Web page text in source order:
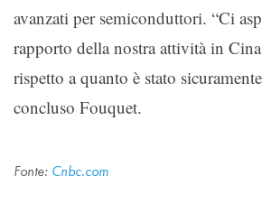
avanzati per semiconduttori. “Ci
rapporto della nostra attività in
rispetto a quanto è stato
concluso Fouquet.
Fonte: Cnbc.com